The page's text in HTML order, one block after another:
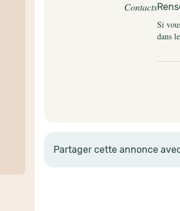
Contacts
Si
dans
Partager cette annonce